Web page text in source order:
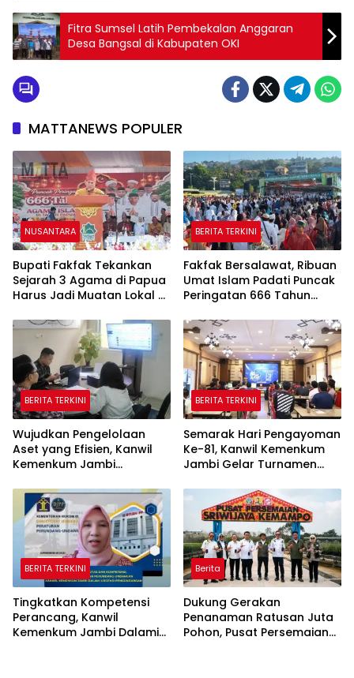
Fitra Sumsel Latih Pembekalan Anggaran
Desa Bangsal di Kabupaten OKI
MATTANEWS POPULER
NUSANTARA
Bupati Fakfak Tekankan
Sejarah 3 Agama di Papua
Harus Jadi Muatan Lokal di
BERITA TERKINI
Fakfak Bersalawat, Ribuan
Umat Islam Padati Puncak
Peringatan 666 Tahun
BERITA TERKINI
Wujudkan Pengelolaan
Aset yang Efisien, Kanwil
Kemenkum Jambi
Secara Transparan
BERITA TERKINI
Semarak Hari Pengayoman
Ke-81, Kanwil Kemenkum
Jambi Gelar Turnamen
BERITA TERKINI
Tingkatkan Kompetensi
Perancang, Kanwil
Kemenkum Jambi Dalami
Berita
Dukung Gerakan
Penanaman Ratusan Juta
Pohon, Pusat Persemaian